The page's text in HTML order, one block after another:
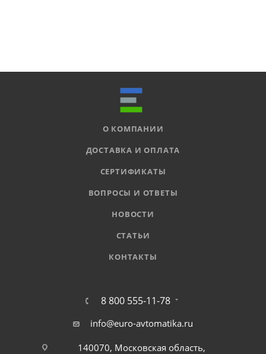
О КОМПАНИИ
ДОСТАВКА И ОПЛАТА
СЕРТИФИКАТЫ
ВОПРОСЫ И ОТВЕТЫ
НОВОСТИ
СТАТЬИ
КОНТАКТЫ
8 800 555-11-78
info@euro-avtomatika.ru
140070, Московская область,